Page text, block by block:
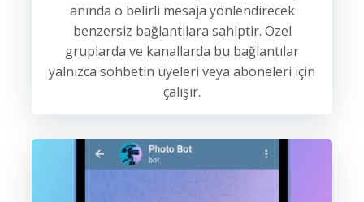
anında o belirli mesaja yönlendirecek
benzersiz bağlantılara sahiptir. Özel
gruplarda ve kanallarda bu bağlantılar
yalnızca sohbetin üyeleri veya aboneleri için
çalışır.